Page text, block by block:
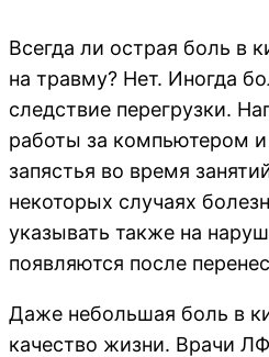
Всегда ли острая боль в
на травму? Нет. Иногда
следствие перегрузки.
работы за компьютером
запястья во время
некоторых случаях
указывать также на
появляются после
Даже небольшая боль в
качество жизни. Врачи